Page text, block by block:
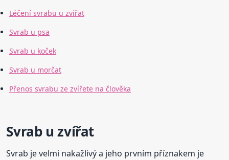
Léčení svrabu u zvířat
Svrab u psa
Svrab u koček
Svrab u morčat
Přenos svrabu ze zvířete na člověka
Svrab u zvířat
Svrab je velmi nakažlivý a jeho prvním příznakem je